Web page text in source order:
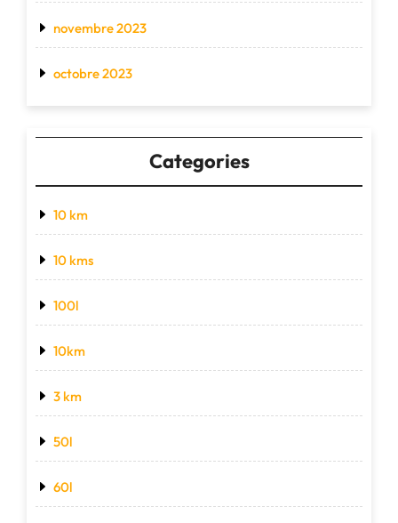
novembre 2023
octobre 2023
Categories
10 km
10 kms
100l
10km
3 km
50l
60l